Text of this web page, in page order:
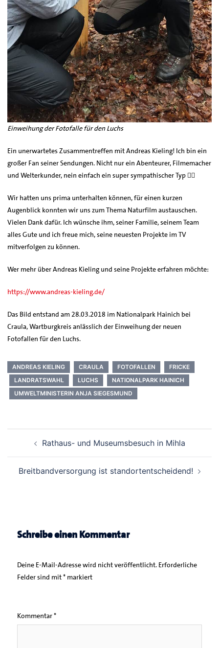
Einweihung der Fotofalle für den Luchs
Ein unerwartetes Zusammentreffen mit Andreas Kieling! Ich bin ein
großer Fan seiner Sendungen. Nicht nur ein Abenteurer, Filmemacher
und Welterkunder, nein einfach ein super sympathischer Typ 👍🏻
Wir hatten uns prima unterhalten können, für einen kurzen
Augenblick konnten wir uns zum Thema Naturfilm austauschen.
Vielen Dank dafür. Ich wünsche ihm, seiner Familie, seinem Team
alles Gute und ich freue mich, seine neuesten Projekte im TV
mitverfolgen zu können.
Wer mehr über Andreas Kieling und seine Projekte erfahren möchte:
https://www.andreas-kieling.de/
Das Bild entstand am 28.03.2018 im Nationalpark Hainich bei
Craula, Wartburgkreis anlässlich der Einweihung der neuen
Fotofallen für den Luchs.
ANDREAS KIELING CRAULA FOTOFALLEN
FRICKE
LANDRATSWAHL
LUCHS
NATIONALPARK HAINICH
UMWELTMINISTERIN ANJA SIEGESMUND
NavigationRathaus- und Museumsbesuch in Mihla
Breitbandversorgung ist standortentscheidend!
Schreibe einen Kommentar
Deine E-Mail-Adresse wird nicht veröffentlicht. Erforderliche
Felder sind mit* markiert
Kommentar*